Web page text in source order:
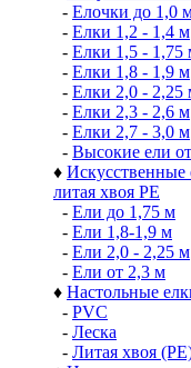
- Елочки до 1,0
- Елки 1,2 - 1,4 м
- Елки 1,5 - 1,75
- Елки 1,8 - 1,9 м
- Елки 2,0 - 2,25
- Елки 2,3 - 2,6 м
- Елки 2,7 - 3,0 м
- Высокие ели
♦
литая хвоя РЕ
- Ели до 1,75 м
- Ели 1,8-1,9 м
- Ели 2,0 - 2,25 м
- Ели от 2,3 м
♦ Настольные
- PVC
- Леска
- Литая хвоя